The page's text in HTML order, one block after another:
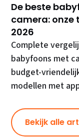
De beste
camera: onze
2026
Complete
babyfoons met
budget-
modellen met
Bekijk alle